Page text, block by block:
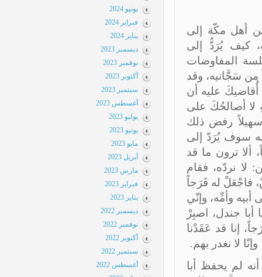
أهل مكّة إلى
كيف يُرَدُّ إلى
المفاوضات
سَجَّانيه، وقد
عليه أن
لا أصالحُكَ على
رفض ذلك
سوف يُرَدّ إلى
ترون ما قد
نردّه، فقام
فاجْعَلْ له فَرَجاً
وأمِّه، وإنّي
جندل، اصبِرْ
إنا قد عَقَدْنا
لا نغدر بهم.
لم يحفظ أبا
يونيو 2024
فبراير 2024
يناير 2024
ديسمبر 2023
نوفمبر 2023
أكتوبر 2023
سبتمبر 2023
أغسطس 2023
يوليو 2023
يونيو 2023
مايو 2023
أبريل 2023
مارس 2023
فبراير 2023
يناير 2023
ديسمبر 2022
نوفمبر 2022
أكتوبر 2022
سبتمبر 2022
أغسطس 2022